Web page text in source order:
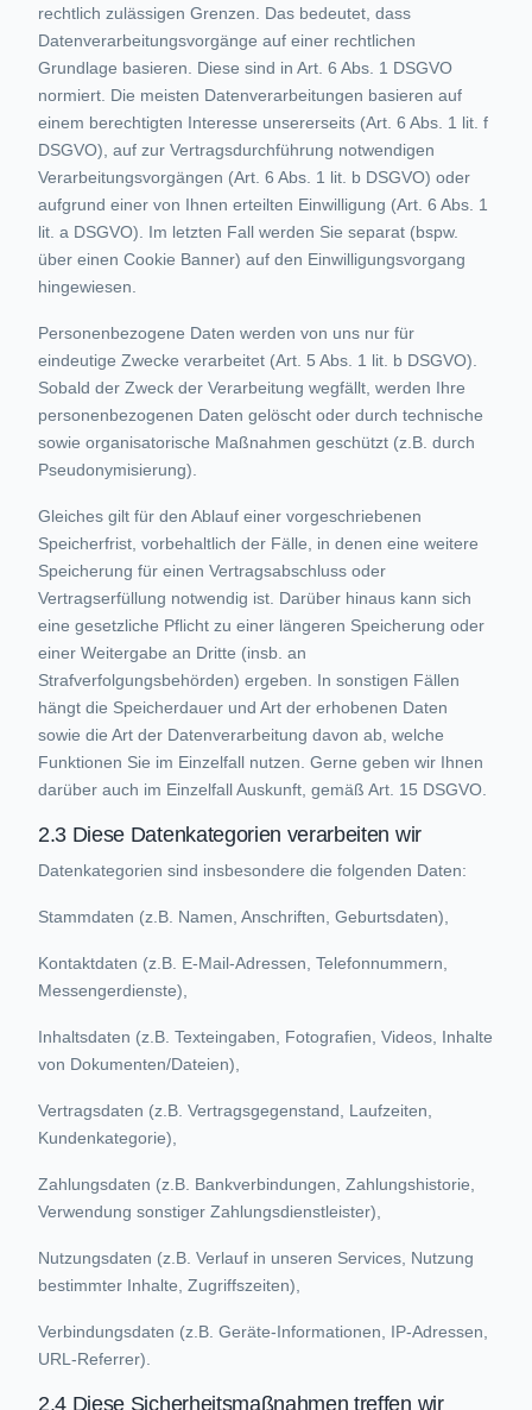
rechtlich zulässigen Grenzen. Das bedeutet, dass
Datenverarbeitungsvorgänge auf einer rechtlichen
Grundlage basieren. Diese sind in Art. 6 Abs. 1 DSGVO
normiert. Die meisten Datenverarbeitungen basieren auf
einem berechtigten Interesse unsererseits (Art. 6 Abs. 1 lit. f
DSGVO), auf zur Vertragsdurchführung notwendigen
Verarbeitungsvorgängen (Art. 6 Abs. 1 lit. b DSGVO) oder
aufgrund einer von Ihnen erteilten Einwilligung (Art. 6 Abs. 1
lit. a DSGVO). Im letzten Fall werden Sie separat (bspw.
über einen Cookie Banner) auf den Einwilligungsvorgang
hingewiesen.
Personenbezogene Daten werden von uns nur für
eindeutige Zwecke verarbeitet (Art. 5 Abs. 1 lit. b DSGVO).
Sobald der Zweck der Verarbeitung wegfällt, werden Ihre
personenbezogenen Daten gelöscht oder durch technische
sowie organisatorische Maßnahmen geschützt (z.B. durch
Pseudonymisierung).
Gleiches gilt für den Ablauf einer vorgeschriebenen
Speicherfrist, vorbehaltlich der Fälle, in denen eine weitere
Speicherung für einen Vertragsabschluss oder
Vertragserfüllung notwendig ist. Darüber hinaus kann sich
eine gesetzliche Pflicht zu einer längeren Speicherung oder
einer Weitergabe an Dritte (insb. an
Strafverfolgungsbehörden) ergeben. In sonstigen Fällen
hängt die Speicherdauer und Art der erhobenen Daten
sowie die Art der Datenverarbeitung davon ab, welche
Funktionen Sie im Einzelfall nutzen. Gerne geben wir Ihnen
darüber auch im Einzelfall Auskunft, gemäß Art. 15 DSGVO.
2.3 Diese Datenkategorien verarbeiten wir
Datenkategorien sind insbesondere die folgenden Daten:
Stammdaten (z.B. Namen, Anschriften, Geburtsdaten),
Kontaktdaten (z.B. E-Mail-Adressen, Telefonnummern,
Messengerdienste),
Inhaltsdaten (z.B. Texteingaben, Fotografien, Videos, Inhalte
von Dokumenten/Dateien),
Vertragsdaten (z.B. Vertragsgegenstand, Laufzeiten,
Kundenkategorie),
Zahlungsdaten (z.B. Bankverbindungen, Zahlungshistorie,
Verwendung sonstiger Zahlungsdienstleister),
Nutzungsdaten (z.B. Verlauf in unseren Services, Nutzung
bestimmter Inhalte, Zugriffszeiten),
Verbindungsdaten (z.B. Geräte-Informationen, IP-Adressen,
URL-Referrer).
2.4 Diese Sicherheitsmaßnahmen treffen wir